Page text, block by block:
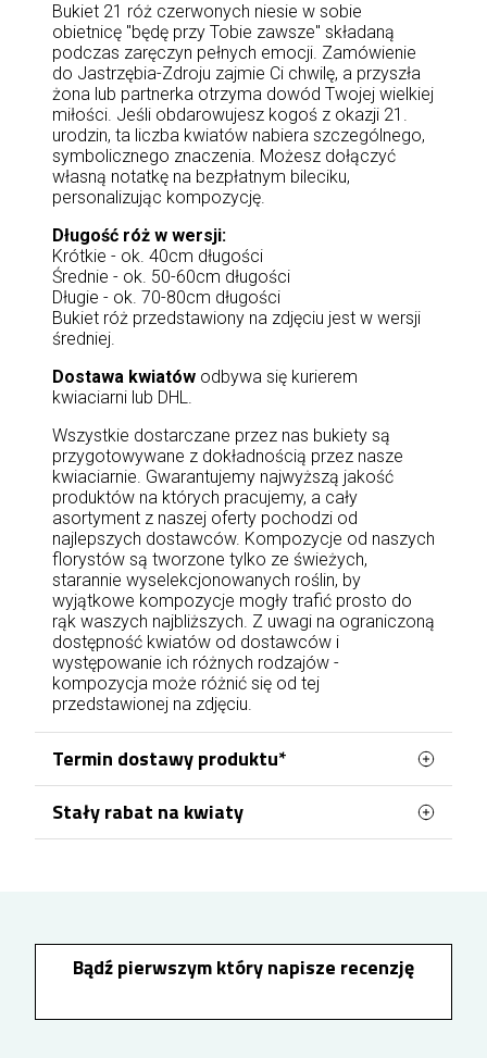
Bukiet 21 róż czerwonych niesie w sobie
obietnicę "będę przy Tobie zawsze" składaną
podczas zaręczyn pełnych emocji. Zamówienie
do Jastrzębia-Zdroju zajmie Ci chwilę, a przyszła
żona lub partnerka otrzyma dowód Twojej wielkiej
miłości. Jeśli obdarowujesz kogoś z okazji 21.
urodzin, ta liczba kwiatów nabiera szczególnego,
symbolicznego znaczenia. Możesz dołączyć
własną notatkę na bezpłatnym bileciku,
personalizując kompozycję.
Długość róż w wersji:
Krótkie - ok. 40cm długości
Średnie - ok. 50-60cm długości
Długie - ok. 70-80cm długości
Bukiet róż przedstawiony na zdjęciu jest w wersji
średniej.
Dostawa kwiatów odbywa się kurierem
kwiaciarni lub DHL.
Wszystkie dostarczane przez nas bukiety są
przygotowywane z dokładnością przez nasze
kwiaciarnie. Gwarantujemy najwyższą jakość
produktów na których pracujemy, a cały
asortyment z naszej oferty pochodzi od
najlepszych dostawców. Kompozycje od naszych
florystów są tworzone tylko ze świeżych,
starannie wyselekcjonowanych roślin, by
wyjątkowe kompozycje mogły trafić prosto do
rąk waszych najbliższych. Z uwagi na ograniczoną
dostępność kwiatów od dostawców i
występowanie ich różnych rodzajów -
kompozycja może różnić się od tej
przedstawionej na zdjęciu.
Termin dostawy produktu*
Zamówienia kwiatowe w Jastrzębiu-Zdroju
obsługujemy bezpośrednio z naszej kwiaciarni
centralnych, takich jak Górne Zdrój, jak i w innych
rejonach miasta, m.in. na osiedlu Tysiąclecia.
Zamówienia opłaconeod poniedziałku do
Stały rabat na kwiaty
na kwiaty zwiększa jego wartość o 1%, a
maksymalny poziom rabatu może sięgnąć 10%.
Bądź pierwszym który napisze recenzję